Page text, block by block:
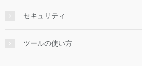
セキュリティ
ツールの使い方